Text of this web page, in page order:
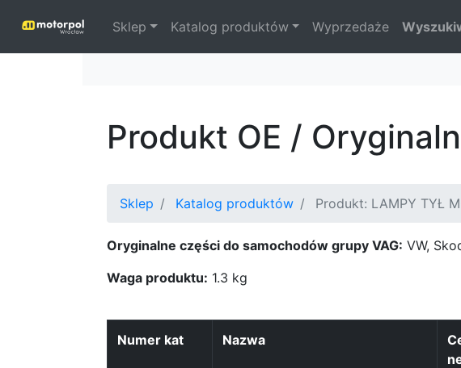
Sklep Katalog produktów Wyprzedaże
Produkt OE /
Sklep Katalog produktów Produkt: LAMPY TYŁ
Oryginalne części do samochodów grupy VAG: VW,
Waga produktu: 1.3 kg
Numer kat Nazwa